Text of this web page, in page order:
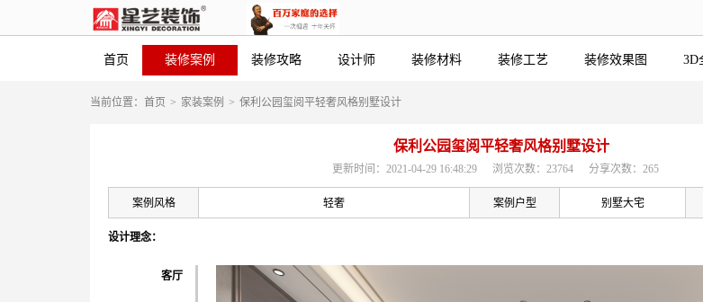
首页 装修案例 装修攻略 设计师 装修材料 装修工艺 装修效果图 3D
当前位置： 首页 > 家装案例 > 保利公园玺阅平轻奢风格别墅设计
保利公园玺阅平轻奢风格别墅设计
更新时间：2021-04-29 16:48:29 浏览次数：23764 分享次数：265
案例风格 轻奢 案例户型 别墅大宅
设计理念：
客厅